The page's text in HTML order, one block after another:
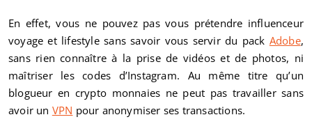
En effet, vous ne pouvez pas vous prétendre influenceur
voyage et lifestyle sans savoir vous servir du pack Adobe,
sans rien connaître à la prise de vidéos et de photos, ni
maîtriser les codes d’Instagram. Au même titre qu’un
blogueur en crypto monnaies ne peut pas travailler sans
avoir un VPN pour anonymiser ses transactions.